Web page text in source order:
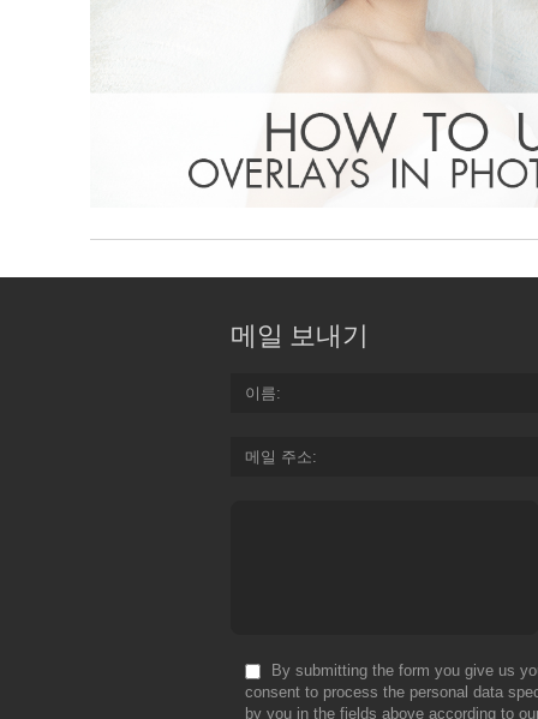
메일 보내기
이름
메일 주소
By submitting the form you give us
consent to process the personal data
by you in the fields above according to